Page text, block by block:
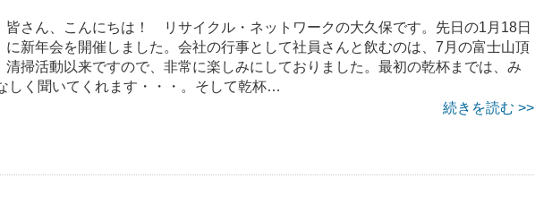
皆さん、こんにちは！ リサイクル・ネットワークの大久保です。先日の1月18日
に新年会を開催しました。会社の行事として社員さんと飲むのは、7月の富士山頂
清掃活動以来ですので、非常に楽しみにしておりました。最初の乾杯までは、み
しく聞いてくれます・・・。そして乾杯…
続きを読む >>